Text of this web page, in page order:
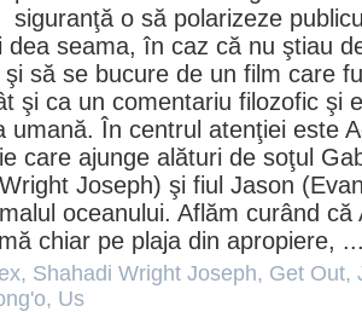
siguranţă o să polarizeze
dea seama, în caz că nu ştiau
să se bucure de un film care
şi ca un comentariu filozofic şi
umană. În centrul atenţiei este
care ajunge alături de soţul
Joseph) şi fiul Jason (
oceanului. Aflăm curând
chiar pe plaja din apropiere,
, Shahadi Wright Joseph, Get Out,
, Us